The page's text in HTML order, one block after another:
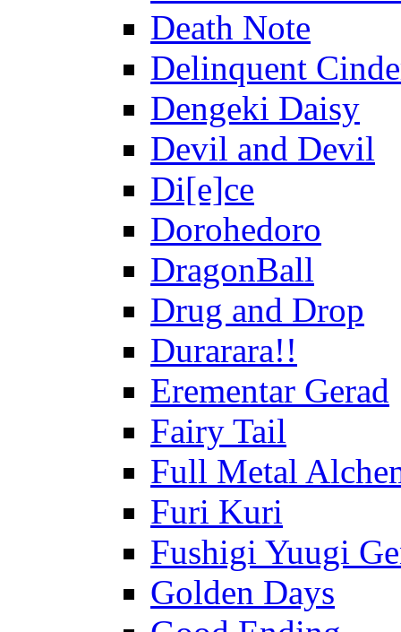
Death Note
Delinquent
Dengeki Daisy
Devil and Devil
Di[e]ce
Dorohedoro
DragonBall
Drug and Drop
Durarara!!
Erementar Gerad
Fairy Tail
Full Metal
Furi Kuri
Fushigi Yuugi
Golden Days